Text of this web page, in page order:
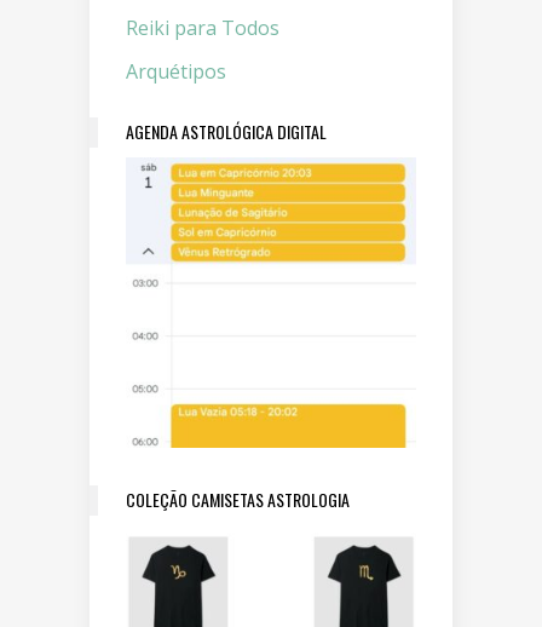
Reiki para Todos
Arquétipos
AGENDA ASTROLÓGICA DIGITAL
COLEÇÃO CAMISETAS ASTROLOGIA